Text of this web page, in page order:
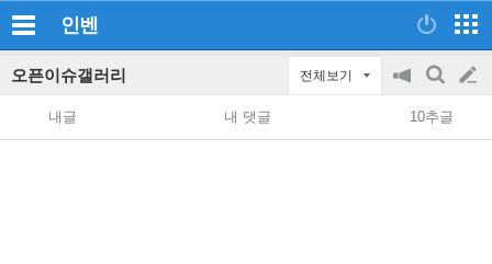
인벤
오픈이슈갤러리 전체보기
공
지
on/off
검
색
글
쓰
내글 내 댓글 10추글